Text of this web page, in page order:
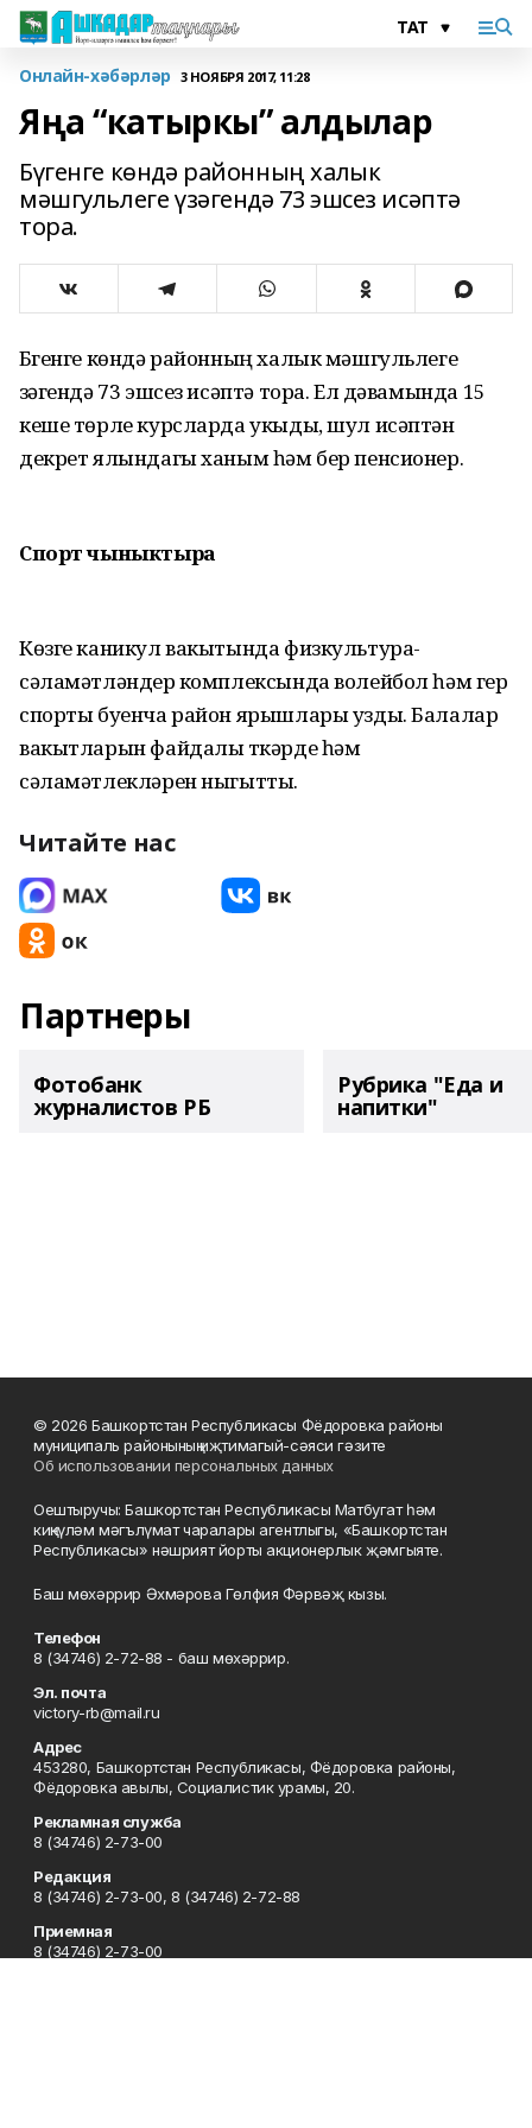
Онлайн-хәбәрләр 3 НОЯБРЯ 2017, 11:28
Яңа “катыркы” алдылар
Бүгенге көндә районның халык
мәшгульлеге үзәгендә 73 эшсез исәптә
тора.
Бүгенге көндә районның халык мәшгульлеге
үзәгендә 73 эшсез исәптә тора. Ел дәвамында 15
кеше төрле курсларда укыды, шул исәптән
декрет ялындагы ханым һәм бер пенсионер.
Спорт чыныктыра
Көзге каникул вакытында физкультура-
сәламәтләндерү комплексында волейбол һәм гер
спорты буенча район ярышлары узды. Балалар
вакытларын файдалы үткәрде һәм
сәламәтлекләрен ныгытты.
Читайте нас
Партнеры
Фотобанк
журналистов РБ
Рубрика "Еда и
напитки"
© 2026 Башкортстан Республикасы Фёдоровка районы
муниципаль районының иҗтимагый-сәяси гәзите
Об использовании персональных данных
Оештыручы: Башкортстан Республикасы Матбугат һәм
киңкүләм мәгълүмат чаралары агентлыгы, «Башкортстан
Республикасы» нәшрият йорты акционерлык җәмгыяте.
Баш мөхәррир Әхмәрова Гөлфия Фәрвәҗ кызы.
Телефон
8 (34746) 2-72-88 - баш мөхәррир.
Эл. почта
victory-rb@mail.ru
Адрес
453280, Башкортстан Республикасы, Фёдоровка районы,
Фёдоровка авылы, Социалистик урамы, 20.
Рекламная служба
8 (34746) 2-73-00
Редакция
8 (34746) 2-73-00, 8 (34746) 2-72-88
Приемная
8 (34746) 2-73-00